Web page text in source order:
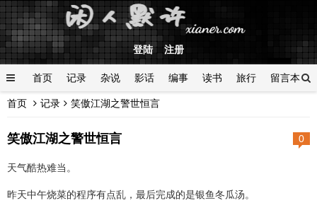
登陆 注册
首页 记录 杂说 影话 编事 读书 旅行 留言本
登陆
首页 记录 笑傲江湖之警世恒言
0
笑傲江湖之警世恒言
天气酷热难当。
昨天中午烧菜的程序有点乱，最后完成的是银鱼冬瓜汤。